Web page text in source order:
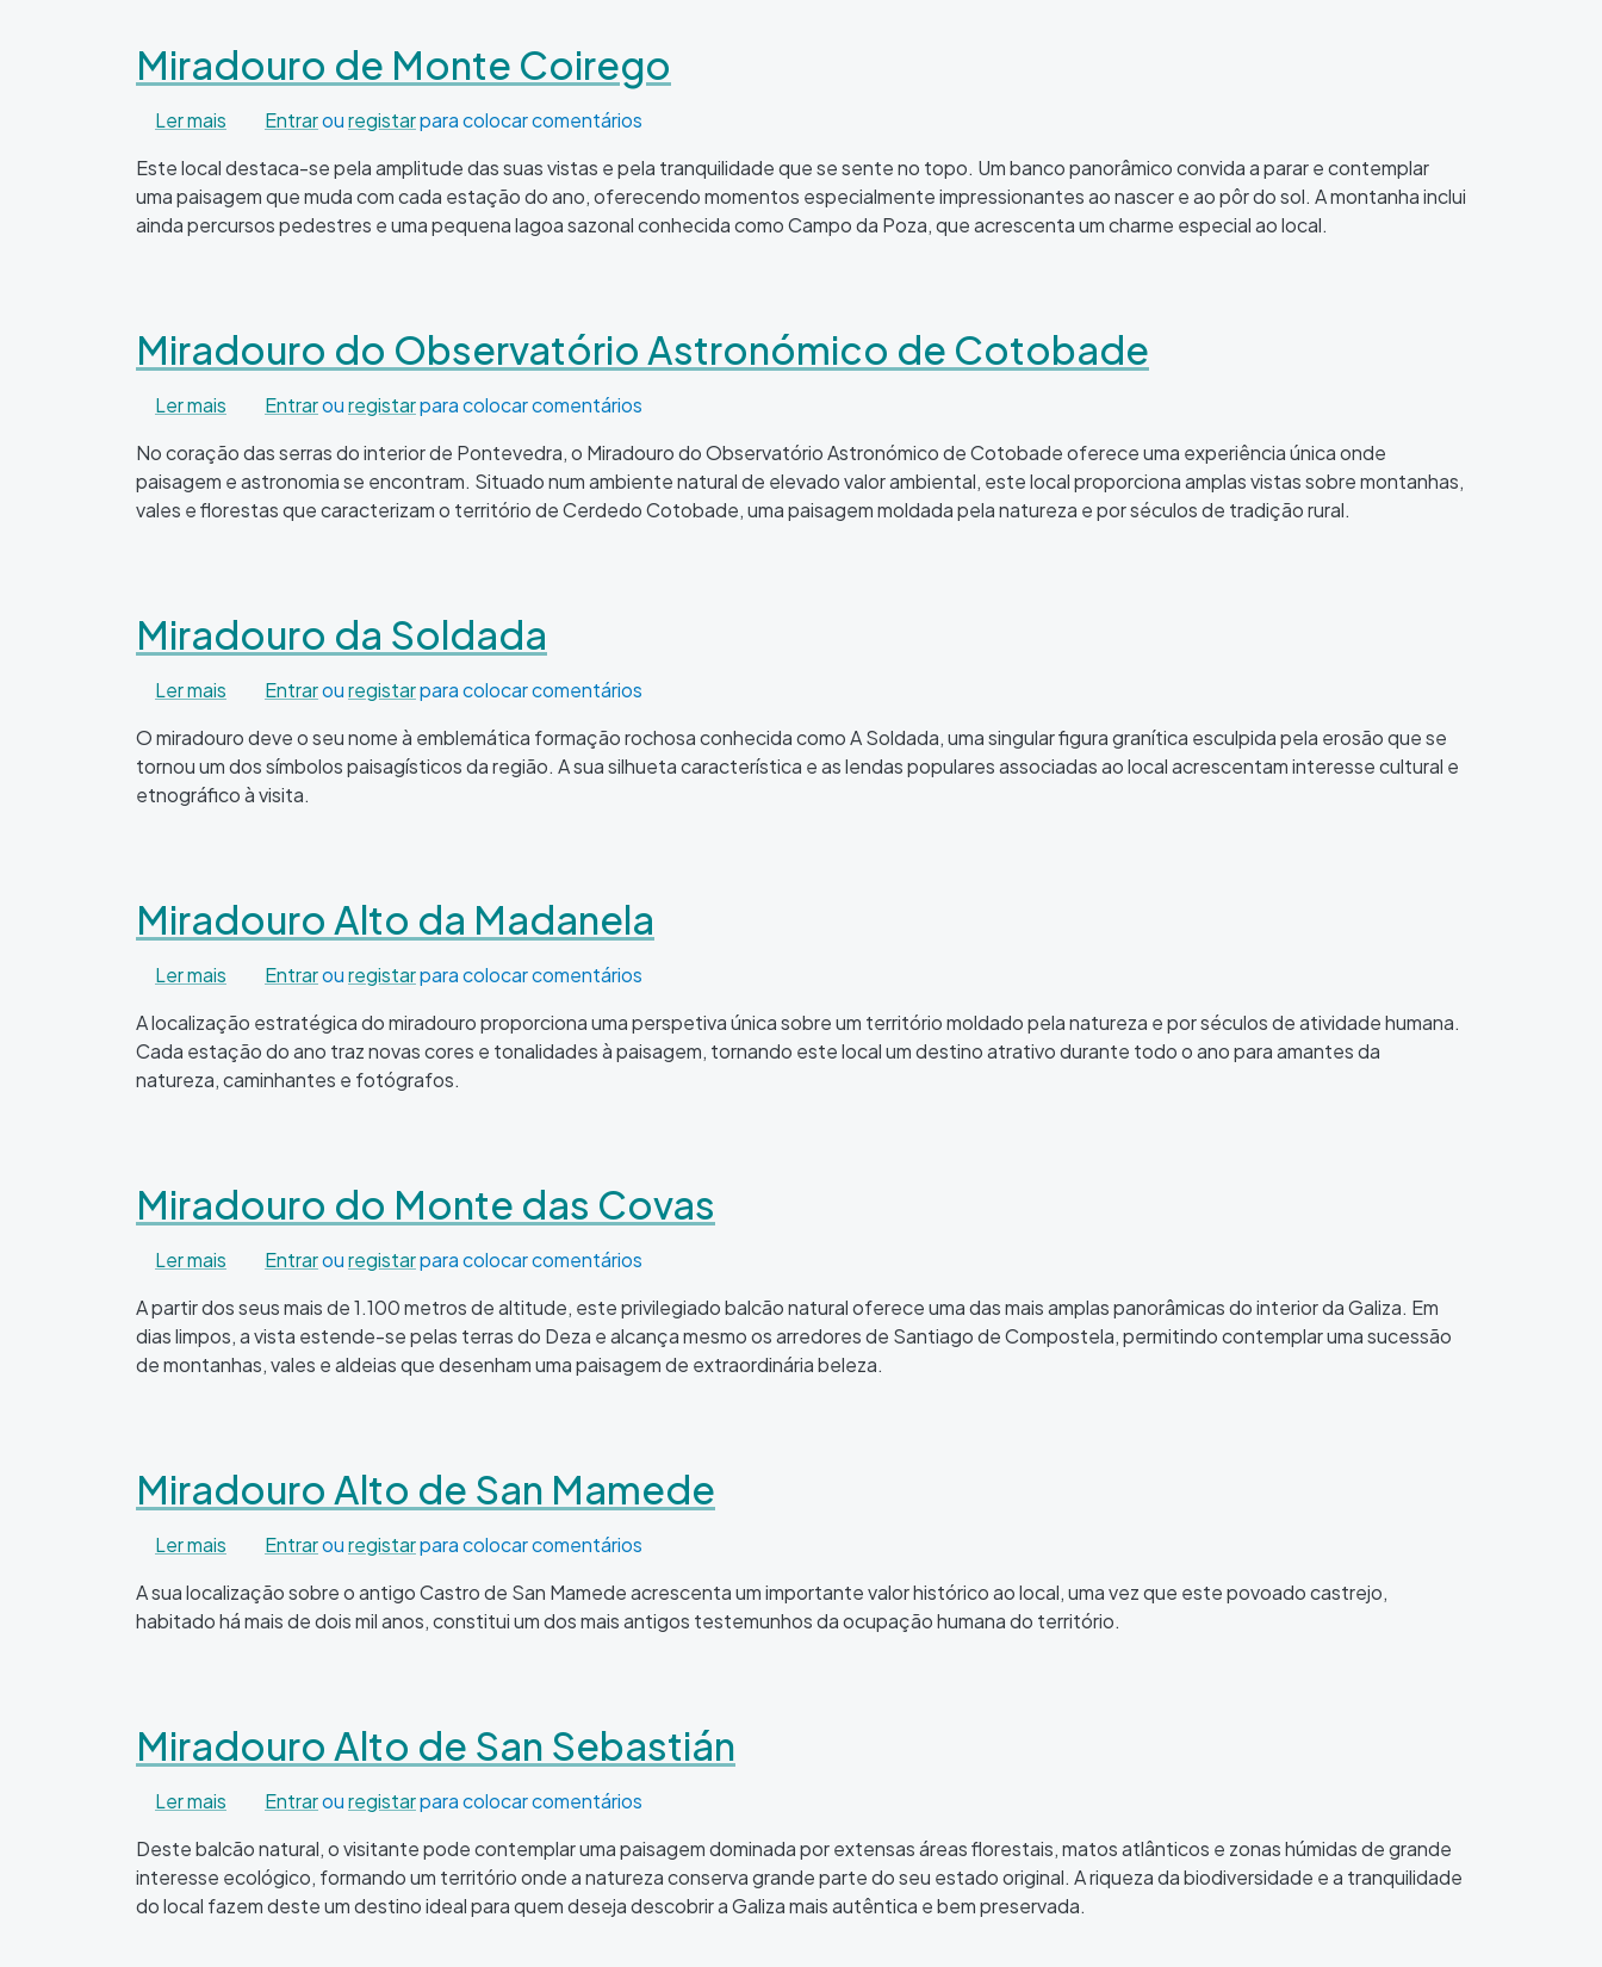
Miradouro de Monte Coirego
Ler mais sobre Miradouro de Monte Coirego
Entrarouregistarpara colocar comentários
Este local destaca-se pela amplitude das suas vistas e pela tranquilidade que se sente no topo. Um banco panorâmico convida a parar e contemplar
uma paisagem que muda com cada estação do ano, oferecendo momentos especialmente impressionantes ao nascer e ao pôr do sol. A montanha inclui
ainda percursos pedestres e uma pequena lagoa sazonal conhecida como Campo da Poza, que acrescenta um charme especial ao local.
Miradouro do Observatório Astronómico de Cotobade
Ler mais sobre Miradouro do Observatório Astronómico de Cotobade
Entrarouregistarpara colocar comentários
No coração das serras do interior de Pontevedra, o Miradouro do Observatório Astronómico de Cotobade oferece uma experiência única onde
paisagem e astronomia se encontram. Situado num ambiente natural de elevado valor ambiental, este local proporciona amplas vistas sobre montanhas,
vales e florestas que caracterizam o território de Cerdedo Cotobade, uma paisagem moldada pela natureza e por séculos de tradição rural.
Miradouro da Soldada
Ler mais sobre Miradouro da Soldada
Entrarouregistarpara colocar comentários
O miradouro deve o seu nome à emblemática formação rochosa conhecida como A Soldada, uma singular figura granítica esculpida pela erosão que se
tornou um dos símbolos paisagísticos da região. A sua silhueta característica e as lendas populares associadas ao local acrescentam interesse cultural e
etnográfico à visita.
Miradouro Alto da Madanela
Ler mais sobre Miradouro Alto da Madanela
Entrarouregistarpara colocar comentários
A localização estratégica do miradouro proporciona uma perspetiva única sobre um território moldado pela natureza e por séculos de atividade humana.
Cada estação do ano traz novas cores e tonalidades à paisagem, tornando este local um destino atrativo durante todo o ano para amantes da
natureza, caminhantes e fotógrafos.
Miradouro do Monte das Covas
Ler mais sobre Miradouro do Monte das Covas
Entrarouregistarpara colocar comentários
A partir dos seus mais de 1.100 metros de altitude, este privilegiado balcão natural oferece uma das mais amplas panorâmicas do interior da Galiza. Em
dias limpos, a vista estende-se pelas terras do Deza e alcança mesmo os arredores de Santiago de Compostela, permitindo contemplar uma sucessão
de montanhas, vales e aldeias que desenham uma paisagem de extraordinária beleza.
Miradouro Alto de San Mamede
Ler mais sobre Miradouro Alto de San Mamede
Entrarouregistarpara colocar comentários
A sua localização sobre o antigo Castro de San Mamede acrescenta um importante valor histórico ao local, uma vez que este povoado castrejo,
habitado há mais de dois mil anos, constitui um dos mais antigos testemunhos da ocupação humana do território.
Miradouro Alto de San Sebastián
Ler mais sobre Miradouro Alto de San Sebastián
Entrarouregistarpara colocar comentários
Deste balcão natural, o visitante pode contemplar uma paisagem dominada por extensas áreas florestais, matos atlânticos e zonas húmidas de grande
interesse ecológico, formando um território onde a natureza conserva grande parte do seu estado original. A riqueza da biodiversidade e a tranquilidade
do local fazem deste um destino ideal para quem deseja descobrir a Galiza mais autêntica e bem preservada.